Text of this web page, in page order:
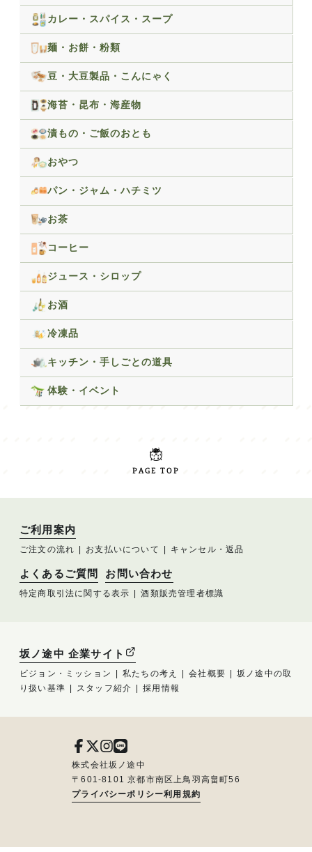
カレー・スパイス・スープ
麺・お餅・粉類
豆・大豆製品・こんにゃく
海苔・昆布・海産物
漬もの・ご飯のおとも
おやつ
パン・ジャム・ハチミツ
お茶
コーヒー
ジュース・シロップ
お酒
冷凍品
キッチン・手しごとの道具
体験・イベント
PAGE TOP
ご利用案内
ご注文の流れ お支払いについて キャンセル・返品
よくあるご質問 お問い合わせ
特定商取引法に関する表示 酒類販売管理者標識
坂ノ途中 企業サイト
ビジョン・ミッション 私たちの考え 会社概要
坂ノ途中の取
り扱い基準
スタッフ紹介 採用情報
株式会社坂ノ途中
〒601-8101 京都市南区上鳥羽高畠町56
プライバシーポリシー利用規約